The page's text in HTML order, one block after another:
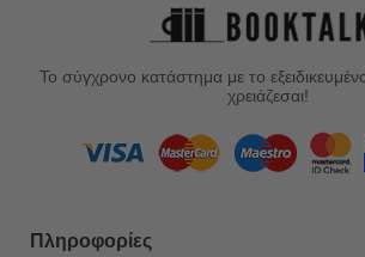
Το σύγχρονο κατάστημα με το
χρειάζεσαι!
Πληροφορίες